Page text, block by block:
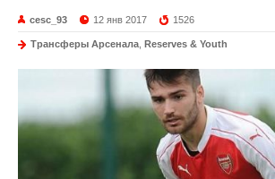
cesc_93 12 янв 2017 1526
Трансферы Арсенала Reserves & Youth